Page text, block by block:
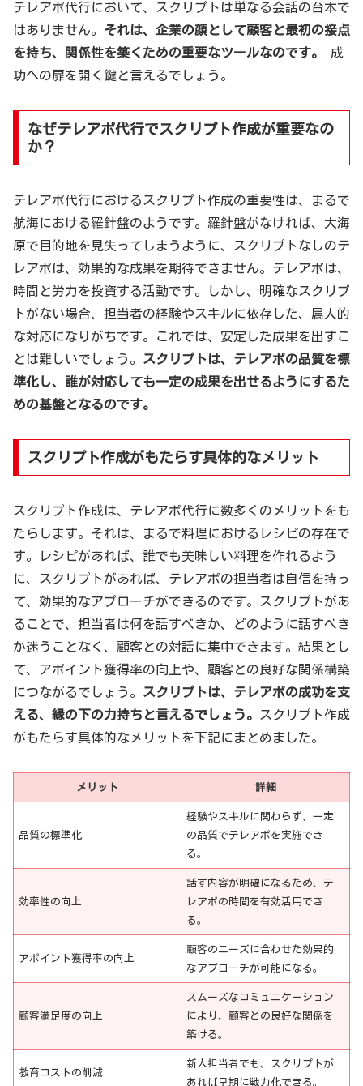
テレアポ代行において、スクリプトは単なる会話の台本で
はありません。 それは、企業の顔として顧客と最初の接点
を持ち、関係性を築くための重要なツールなのです。
成
功への扉を開く鍵と言えるでしょう。
なぜテレアポ代行でスクリプト作成が重要なの
か？
テレアポ代行におけるスクリプト作成の重要性は、まるで
航海における羅針盤のようです。羅針盤がなければ、大海
原で目的地を見失ってしまうように、スクリプトなしのテ
レアポは、効果的な成果を期待できません。テレアポは、
時間と労力を投資する活動です。しかし、明確なスクリプ
トがない場合、担当者の経験やスキルに依存した、属人的
な対応になりがちです。これでは、安定した成果を出すこ
とは難しいでしょう。
スクリプトは、テレアポの品質を標
準化し、誰が対応しても一定の成果を出せるようにするた
めの基盤となるのです。
スクリプト作成がもたらす具体的なメリット
スクリプト作成は、テレアポ代行に数多くのメリットをも
たらします。それは、まるで料理におけるレシピの存在で
す。レシピがあれば、誰でも美味しい料理を作れるよう
に、スクリプトがあれば、テレアポの担当者は自信を持っ
て、効果的なアプローチができるのです。スクリプトがあ
ることで、担当者は何を話すべきか、どのように話すべき
か迷うことなく、顧客との対話に集中できます。結果とし
て、アポイント獲得率の向上や、顧客との良好な関係構築
につながるでしょう。 スクリプトは、テレアポの成功を支
える、縁の下の力持ちと言えるでしょう。 スクリプト作成
がもたらす具体的なメリットを下記にまとめました。
メリット 詳細
品質の標準化
経験やスキルに関わらず、一定
の品質でテレアポを実施でき
る。
効率性の向上
話す内容が明確になるため、テ
レアポの時間を有効活用でき
る。
アポイント獲得率の向上
顧客のニーズに合わせた効果的
なアプローチが可能になる。
顧客満足度の向上
スムーズなコミュニケーション
により、顧客との良好な関係を
築ける。
教育コストの削減
新人担当者でも、スクリプトが
あれば早期に戦力化できる。